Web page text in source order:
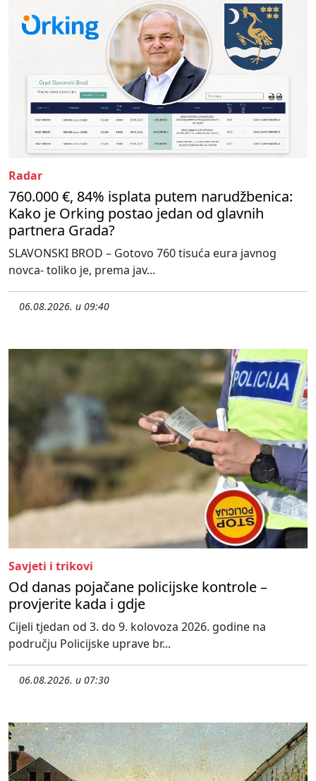
Radar
760.000 €, 84% isplata putem narudžbenica:
Kako je Orking postao jedan od glavnih
partnera Grada?
SLAVONSKI BROD – Gotovo 760 tisuća eura javnog
novca- toliko je, prema jav...
06.08.2026. u 09:40
Savjeti i trikovi
Od danas pojačane policijske kontrole –
provjerite kada i gdje
Cijeli tjedan od 3. do 9. kolovoza 2026. godine na
području Policijske uprave br...
06.08.2026. u 07:30